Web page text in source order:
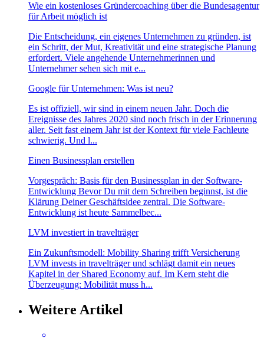
Wie ein kostenloses Gründercoaching über die Bundesagentur
für Arbeit möglich ist
Die Entscheidung, ein eigenes Unternehmen zu gründen, ist
ein Schritt, der Mut, Kreativität und eine strategische Planung
erfordert. Viele angehende Unternehmerinnen und
Unternehmer sehen sich mit e...
Google für Unternehmen: Was ist neu?
Es ist offiziell, wir sind in einem neuen Jahr. Doch die
Ereignisse des Jahres 2020 sind noch frisch in der Erinnerung
aller. Seit fast einem Jahr ist der Kontext für viele Fachleute
schwierig. Und l...
Einen Businessplan erstellen
Vorgespräch: Basis für den Businessplan in der Software-
Entwicklung Bevor Du mit dem Schreiben beginnst, ist die
Klärung Deiner Geschäftsidee zentral. Die Software-
Entwicklung ist heute Sammelbec...
LVM investiert in travelträger
Ein Zukunftsmodell: Mobility Sharing trifft Versicherung
LVM invests in travelträger und schlägt damit ein neues
Kapitel in der Shared Economy auf. Im Kern steht die
Überzeugung: Mobilität muss h...
Weitere Artikel